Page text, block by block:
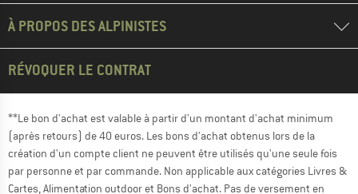
À PROPOS DES ALPINISTES
RÉVOQUER LE CONTRAT
**Le bon d'achat est valable à partir d'un montant d'achat minimum
(après retours) de 40 euros. Les bons d'achat obtenus lors de la
création d'un compte client ne peuvent être utilisés qu'une seule fois
par personne et par commande. Non applicable aux catégories Livres &
Cartes, Alimentation outdoor et Bons d'achat. Pas de versement en